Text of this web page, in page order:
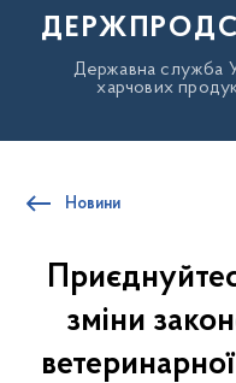
Державна служба
харчових
Новини
зміни